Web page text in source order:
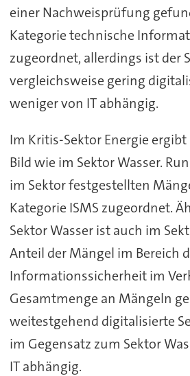
einer Nachweisprüfung
Kategorie technische
zugeordnet, allerdings ist der
vergleichsweise gering
weniger von IT abhängig.
Im Kritis-Sektor Energie
Bild wie im Sektor Wasser.
im Sektor festgestellten
Kategorie ISMS zugeordnet.
Sektor Wasser ist auch im
Anteil der Mängel im Bereich
Informationssicherheit im
Gesamtmenge an Mängeln
weitestgehend digitalisierte
im Gegensatz zum Sektor
IT abhängig.